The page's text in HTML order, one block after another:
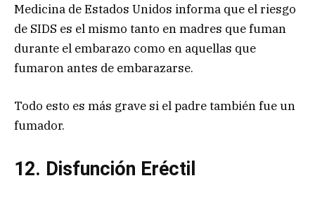
Medicina de Estados Unidos informa que el riesgo
de SIDS es el mismo tanto en madres que fuman
durante el embarazo como en aquellas que
fumaron antes de embarazarse.
Todo esto es más grave si el padre también fue un
fumador.
12. Disfunción Eréctil